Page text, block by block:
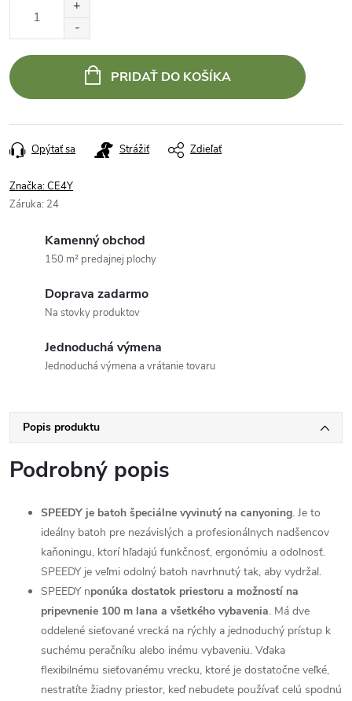
PRIDAŤ DO KOŠÍKA
Opýtať sa Strážiť Zdieľať
Značka:CE4Y
Záruka: 24
Kamenný obchod
150 m² predajnej plochy
Doprava zadarmo
Na stovky produktov
Jednoduchá výmena
Jednoduchá výmena a vrátanie tovaru
Popis produktu
Podrobný popis
SPEEDY je batoh špeciálne vyvinutý na canyoning. Je to
ideálny batoh pre nezávislých a profesionálnych nadšencov
kaňoningu, ktorí hľadajú funkčnosť, ergonómiu a odolnosť.
SPEEDY je veľmi odolný batoh navrhnutý tak, aby vydržal.
SPEEDY nponúka dostatok priestoru a možností na
pripevnenie 100 m lana a všetkého vybavenia. Má dve
oddelené sieťované vrecká na rýchly a jednoduchý prístup k
suchému peračníku alebo inému vybaveniu. Vďaka
flexibilnému sieťovanému vrecku, ktoré je dostatočne veľké,
nestratíte žiadny priestor, keď nebudete používať celú spodnú